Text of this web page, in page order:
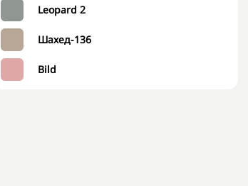
Leopard 2
Шахед-136
Bild